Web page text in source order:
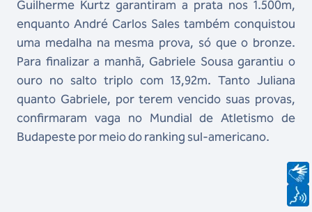
Guilherme Kurtz garantiram a prata nos 1.500m,
enquanto André Carlos Sales também conquistou
uma medalha na mesma prova, só que o bronze.
Para finalizar a manhã, Gabriele Sousa garantiu o
ouro no salto triplo com 13,92m. Tanto Juliana
quanto Gabriele, por terem vencido suas provas,
confirmaram vaga no Mundial de Atletismo de
Budapeste por meio do ranking sul-americano.